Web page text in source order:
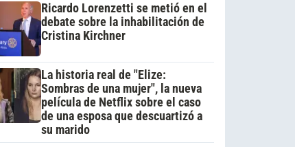
Ricardo Lorenzetti se metió en el
debate sobre la inhabilitación de
Cristina Kirchner
La historia real de "Elize:
Sombras de una mujer", la nueva
película de Netflix sobre el caso
de una esposa que descuartizó a
su marido